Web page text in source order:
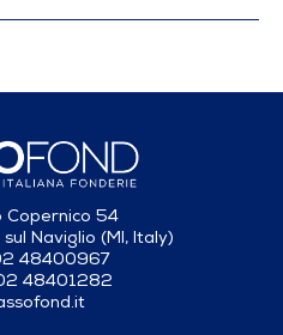
Copernico 54
Naviglio (MI, Italy)
48400967
48401282